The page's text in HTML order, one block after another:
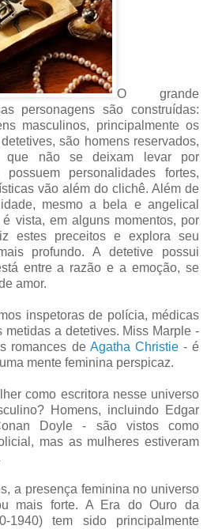
O grande
personagens são construídas:
masculinos, principalmente os
são homens reservados,
que não se deixam levar por
possuem personalidades fortes,
vão além do clichê. Além de
mesmo a bela e angelical
vista, em alguns momentos, por
estes preceitos e explora seu
profundo.A detetive possui
entre a razão e a emoção, se
amor.
inspetoras de polícia, médicas
metidas a detetives. Miss Marple -
romances de Agatha Christie- é
mente feminina perspicaz.
como escritora nesse universo
Homens, incluindo Edgar
Doyle - são vistos como
mas as mulheres estiveram
a presença feminina no universo
mais forte. A Era do Ouro da
1940) tem sido principalmente